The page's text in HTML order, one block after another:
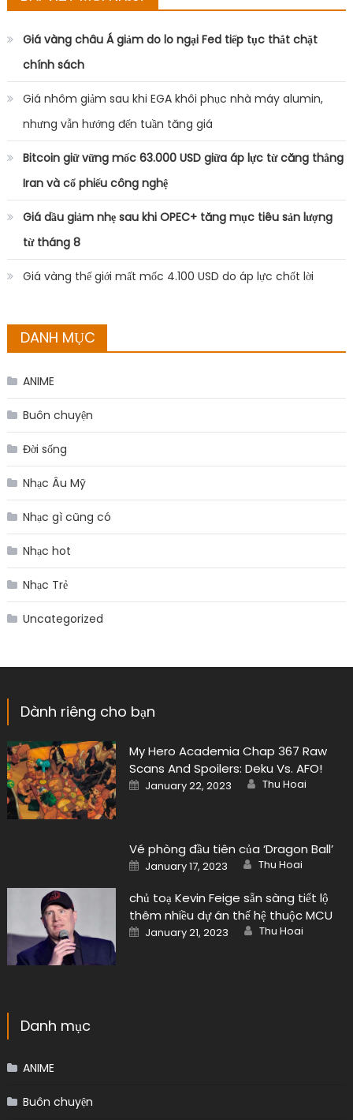
Giá vàng châu Á giảm do lo ngại Fed tiếp tục thắt chặt
chính sách
Giá nhôm giảm sau khi EGA khôi phục nhà máy alumin,
nhưng vẫn hướng đến tuần tăng giá
Bitcoin giữ vững mốc 63.000 USD giữa áp lực từ căng thẳng
Iran và cổ phiếu công nghệ
Giá dầu giảm nhẹ sau khi OPEC+ tăng mục tiêu sản lượng
từ tháng 8
Giá vàng thế giới mất mốc 4.100 USD do áp lực chốt lời
DANH MỤC
ANIME
Buôn chuyện
Đời sống
Nhạc Âu Mỹ
Nhạc gì cũng có
Nhạc hot
Nhạc Trẻ
Uncategorized
Dành riêng cho bạn
My Hero Academia Chap 367 Raw
Scans And Spoilers: Deku Vs. AFO!
Posted
on
January 22, 2023 Author
Thu Hoai
Vé phòng đầu tiên của ‘Dragon Ball’
Posted
on
January 17, 2023 Author
Thu Hoai
chủ toạ Kevin Feige sẵn sàng tiết lộ
thêm nhiều dự án thế hệ thuộc MCU
Posted
on
January 21, 2023 Author
Thu Hoai
Danh mục
ANIME
Buôn chuyện